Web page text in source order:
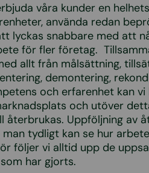
våra kunder en
använda redan
lyckas snabbare med att
för fler företag.
allt från målsättning,
demontering,
och erfarenhet kan
och utöver
återbrukas. Uppföljning av
tydligt kan se hur
följer vi alltid upp de
har gjorts.